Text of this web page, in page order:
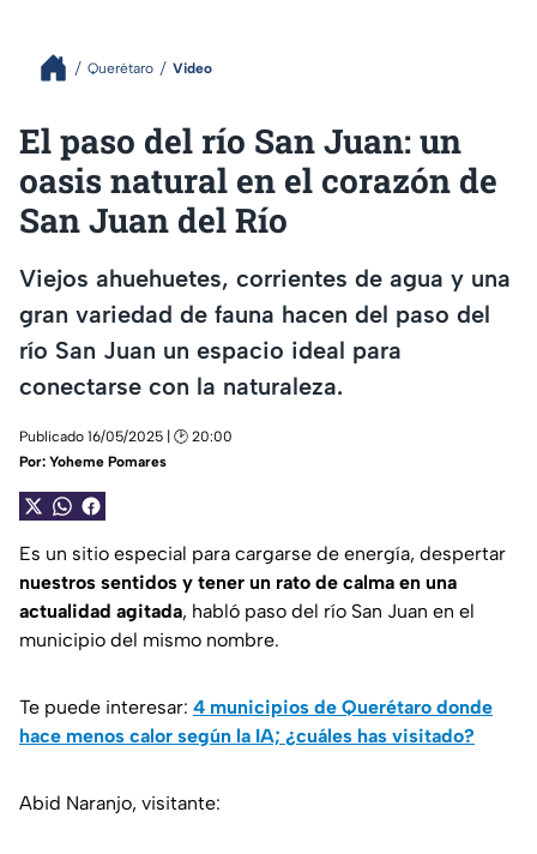
Querétaro Video
El paso del río San Juan: un
oasis natural en el corazón de
San Juan del Río
Viejos ahuehuetes, corrientes de agua y una
gran variedad de fauna hacen del paso del
río San Juan un espacio ideal para
conectarse con la naturaleza.
Publicado 16/05/2025 | 🕑 20:00
Por: Yoheme Pomares
Es un sitio especial para cargarse de energía, despertar
nuestros sentidos y tener un rato de calma en una
actualidad agitada, habló paso del río San Juan en el
municipio del mismo nombre.
Te puede interesar: 4 municipios de Querétaro donde
hace menos calor según la IA; ¿cuáles has visitado?
Abid Naranjo, visitante: